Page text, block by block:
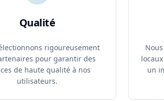
Qualité
rigoureusement
pour garantir des
de haute qualité à nos
utilisateurs.
un